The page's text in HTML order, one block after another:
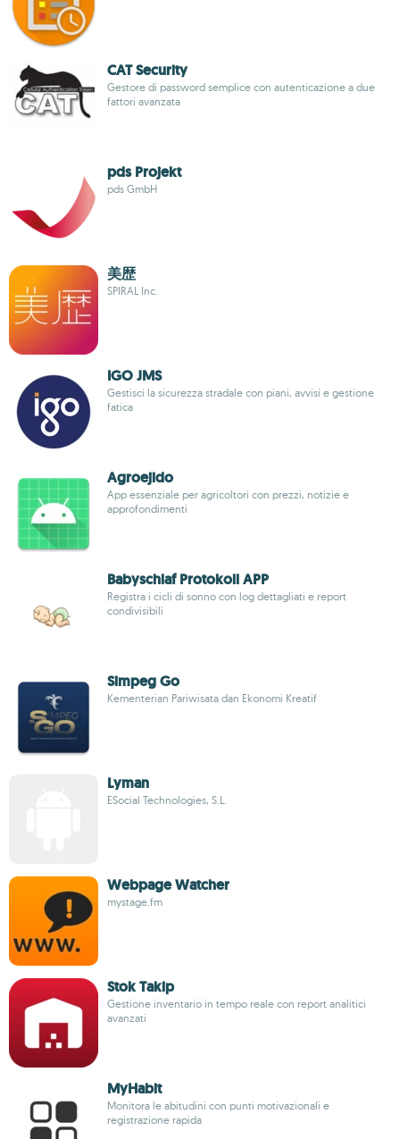
CAT Security
Gestore di password semplice con autenticazione a due
fattori avanzata
pds Projekt
pds GmbH
美歴
SPIRAL Inc.
IGO JMS
Gestisci la sicurezza stradale con piani, avvisi e gestione
fatica
Agroejido
App essenziale per agricoltori con prezzi, notizie e
approfondimenti
Babyschlaf Protokoll APP
Registra i cicli di sonno con log dettagliati e report
condivisibili
Simpeg Go
Kementerian Pariwisata dan Ekonomi Kreatif
Lyman
ESocial Technologies, S.L.
Webpage Watcher
mystage.fm
Stok Takip
Gestione inventario in tempo reale con report analitici
avanzati
MyHabit
Monitora le abitudini con punti motivazionali e
registrazione rapida